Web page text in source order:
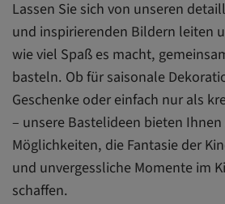
Lassen Sie sich von unseren
und inspirierenden Bildern leiten
wie viel Spaß es macht,
basteln. Ob für saisonale
Geschenke oder einfach nur als
– unsere Bastelideen bieten
Möglichkeiten, die Fantasie der
und unvergessliche Momente im
schaffen.